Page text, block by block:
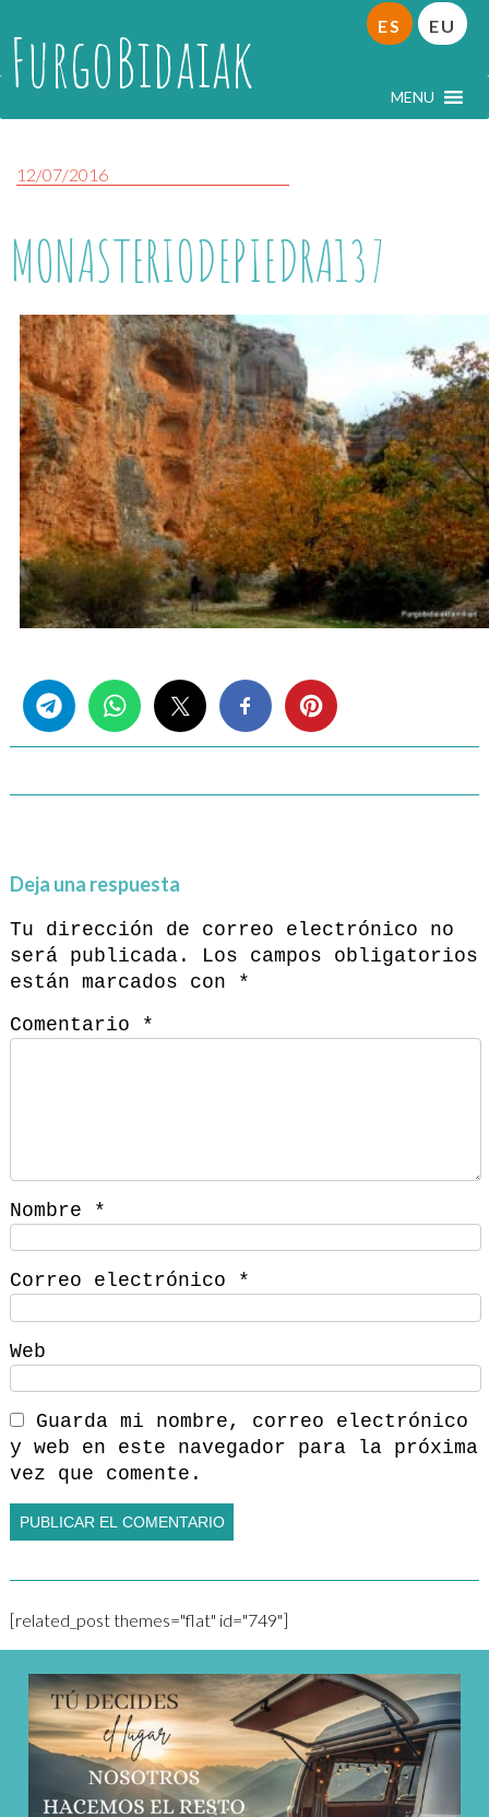
FurgoBidaiak MENU
ES EU
12/07/2016
MONASTERIODEPIEDRA137
Deja una respuesta
Tu dirección de correo electrónico no
será publicada.
Los campos obligatorios
están marcados con
*
Comentario
*
Nombre *
Correo electrónico *
Web
Guarda mi nombre, correo electrónico
y web en este navegador para la próxima
vez que comente.
[related_post themes="flat" id="749"]